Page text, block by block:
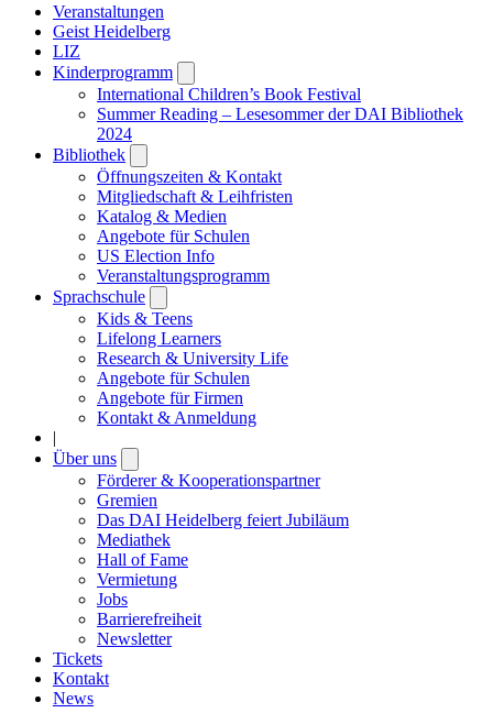
Veranstaltungen
Geist Heidelberg
LIZ
Kinderprogramm
submenu
International Children’s Book Festival
Summer Reading – Lesesommer der DAI Bibliothek
2024
Bibliothek
submenu
Öffnungszeiten & Kontakt
Mitgliedschaft & Leihfristen
Katalog & Medien
Angebote für Schulen
US Election Info
Veranstaltungsprogramm
Sprachschule
submenu
Kids & Teens
Lifelong Learners
Research & University Life
Angebote für Schulen
Angebote für Firmen
Kontakt & Anmeldung
|
Über uns
submenu
Förderer & Kooperationspartner
Gremien
Das DAI Heidelberg feiert Jubiläum
Mediathek
Hall of Fame
Vermietung
Jobs
Barrierefreiheit
Newsletter
Tickets
Kontakt
News